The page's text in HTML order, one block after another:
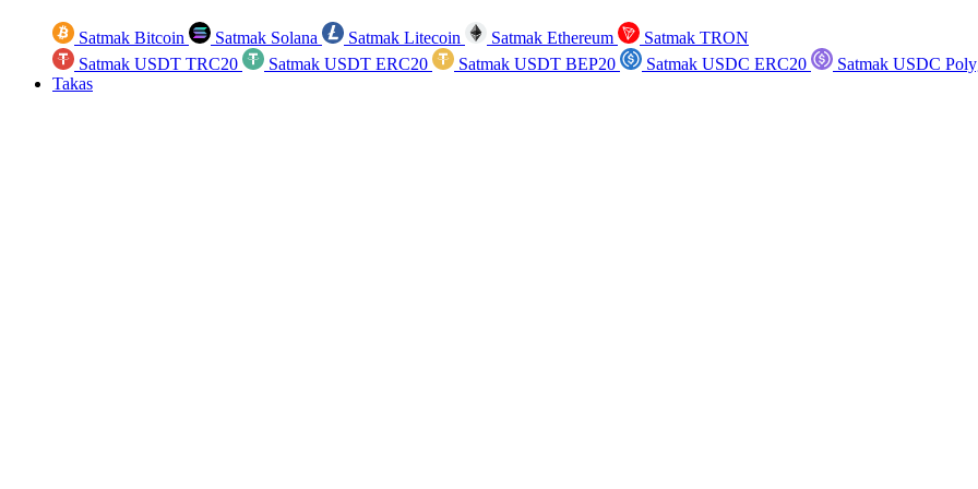
Satmak Bitcoin Satmak Solana Satmak Litecoin Satmak Ethereum
Satmak TRON
Satmak USDT TRC20
Satmak USDT ERC20 Satmak USDT BEP20 Satmak USDC ERC20
Satmak USDC
Takas